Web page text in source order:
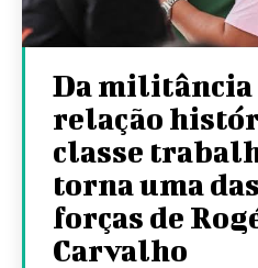
Da militância
relação
classe
torna uma
forças de
Carvalho